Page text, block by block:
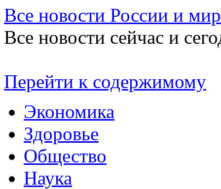
Все новости России и
Все новости сейчас и
Перейти к содержимому
Экономика
Здоровье
Общество
Наука